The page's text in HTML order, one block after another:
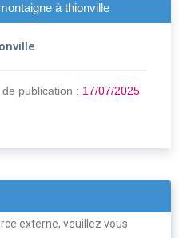
à thionville
de publication : 17/07/2025
externe, veuillez vous